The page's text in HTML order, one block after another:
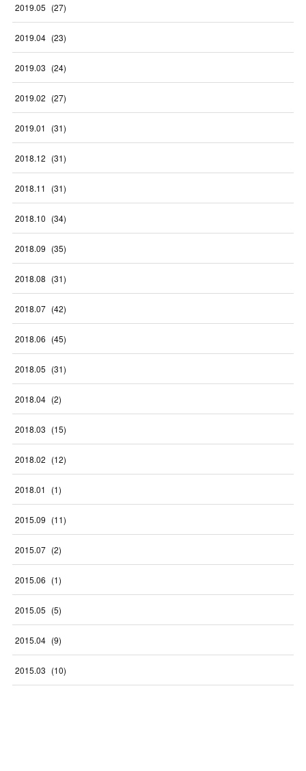
2019.05 (27)
2019.04 (23)
2019.03 (24)
2019.02 (27)
2019.01 (31)
2018.12 (31)
2018.11 (31)
2018.10 (34)
2018.09 (35)
2018.08 (31)
2018.07 (42)
2018.06 (45)
2018.05 (31)
2018.04 (2)
2018.03 (15)
2018.02 (12)
2018.01 (1)
2015.09 (11)
2015.07 (2)
2015.06 (1)
2015.05 (5)
2015.04 (9)
2015.03 (10)